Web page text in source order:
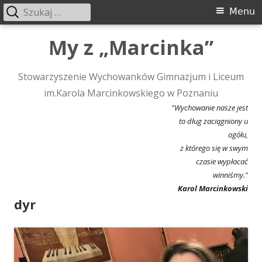
My z „Marcinka”
Stowarzyszenie Wychowanków Gimnazjum i Liceum
im.Karola Marcinkowskiego w Poznaniu
"Wychowanie nasze jest
to dług zaciągniony u
ogółu,
z którego się w swym
czasie wypłacać
winniśmy."
Karol Marcinkowski
Menu
główne
Menu
Szukaj:
dyr